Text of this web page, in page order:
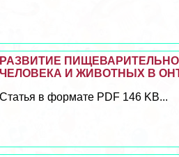
РАЗВИТИЕ
ЧЕЛОВЕКА И ЖИВОТНЫХ В
Статья в формате PDF 146 KB...